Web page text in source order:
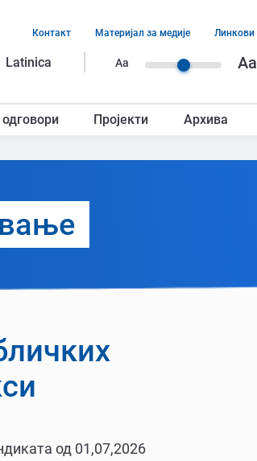
Latinica Aa Aa
Контакт Материјал за медије Линкови
Пројекти Архива
од 01,07,2026